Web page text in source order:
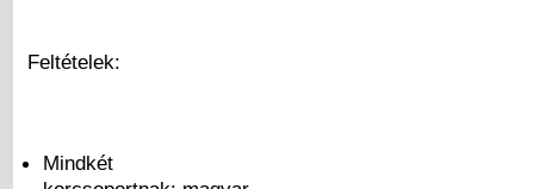
Feltételek:
Mindkét